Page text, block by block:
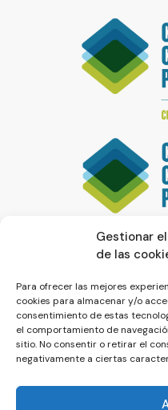
Gestionar
de las
Para ofrecer las mejores
cookies para almacenar y/o
consentimiento de estas
el comportamiento de
sitio. No consentir o retirar el
negativamente a ciertas
© La Servilleta - El Blog de
Política de cookiesPolítica